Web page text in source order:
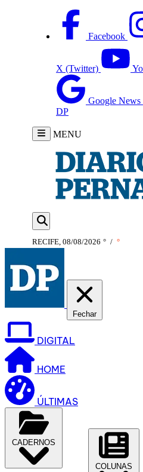
Facebook
X (Twitter)
Google News
DP
MENU
RECIFE, 08/08/2026 ° / °
Fechar
DIGITAL
HOME
ÚLTIMAS
CADERNOS
COLUNAS